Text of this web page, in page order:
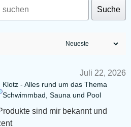
Suche
Juli 22, 2026
Klotz - Alles rund um das Thema
Schwimmbad, Sauna und Pool
sind mir bekannt und